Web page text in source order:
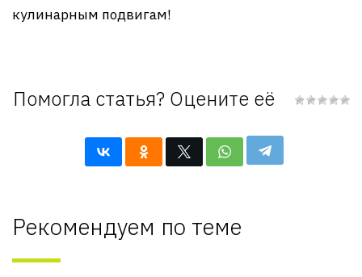
кулинарным подвигам!
Помогла статья? Оцените её
Рекомендуем по теме